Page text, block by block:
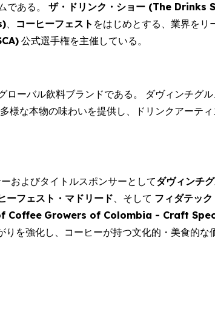
である。 ザ・ドリンク・ショー (The Drinks
)、 コーヒーフェスト をはじめとする、業界をリ
) 公式選手権を主催している。
ーバル飲料ブランドである。 ダヴィンチグ
様な本物の味わいを提供し、ドリンクアーテ
およびタイトルスポンサーとしてダヴィンチ
ーフェスト・マドリード、そして フィダテッ
Coffee Growers of Colombia - Craft
を強化し、コーヒーが持つ文化的・美食的な